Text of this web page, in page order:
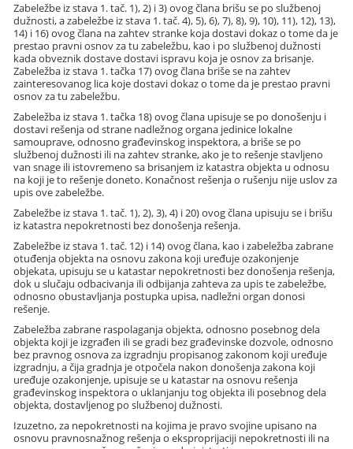
Zabeležbe iz stava 1. tač. 1), 2) i 3) ovog člana brišu se po službenoj
dužnosti, a zabeležbe iz stava 1. tač. 4), 5), 6), 7), 8), 9), 10), 11), 12), 13),
14) i 16) ovog člana na zahtev stranke koja dostavi dokaz o tome da je
prestao pravni osnov za tu zabeležbu, kao i po službenoj dužnosti
kada obveznik dostave dostavi ispravu koja je osnov za brisanje.
Zabeležba iz stava 1. tačka 17) ovog člana briše se na zahtev
zainteresovanog lica koje dostavi dokaz o tome da je prestao pravni
osnov za tu zabeležbu.
Zabeležba iz stava 1. tačka 18) ovog člana upisuje se po donošenju i
dostavi rešenja od strane nadležnog organa jedinice lokalne
samouprave, odnosno građevinskog inspektora, a briše se po
službenoj dužnosti ili na zahtev stranke, ako je to rešenje stavljeno
van snage ili istovremeno sa brisanjem iz katastra objekta u odnosu
na koji je to rešenje doneto. Konačnost rešenja o rušenju nije uslov za
upis ove zabeležbe.
Zabeležbe iz stava 1. tač. 1), 2), 3), 4) i 20) ovog člana upisuju se i brišu
iz katastra nepokretnosti bez donošenja rešenja.
Zabeležbe iz stava 1. tač. 12) i 14) ovog člana, kao i zabeležba zabrane
otuđenja objekta na osnovu zakona koji uređuje ozakonjenje
objekata, upisuju se u katastar nepokretnosti bez donošenja rešenja,
dok u slučaju odbacivanja ili odbijanja zahteva za upis te zabeležbe,
odnosno obustavljanja postupka upisa, nadležni organ donosi
rešenje.
Zabeležba zabrane raspolaganja objekta, odnosno posebnog dela
objekta koji je izgrađen ili se gradi bez građevinske dozvole, odnosno
bez pravnog osnova za izgradnju propisanog zakonom koji uređuje
izgradnju, a čija gradnja je otpočela nakon donošenja zakona koji
uređuje ozakonjenje, upisuje se u katastar na osnovu rešenja
građevinskog inspektora o uklanjanju tog objekta ili posebnog dela
objekta, dostavljenog po službenoj dužnosti.
Izuzetno, za nepokretnosti na kojima je pravo svojine upisano na
osnovu pravnosnažnog rešenja o eksproprijaciji nepokretnosti ili na